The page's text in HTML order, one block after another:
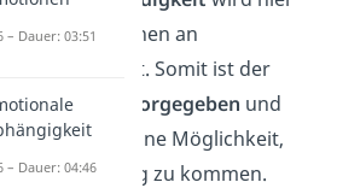
da das Lernen an
gebunden ist. Somit ist der
meistens vorgegeben und
hat keine Möglichkeit,
auf die Lösung zu kommen.
– Dauer: 03:51
– Dauer: 04:46